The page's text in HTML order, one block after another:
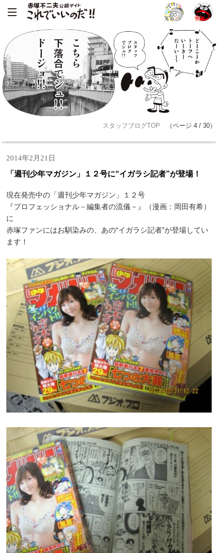
スタッフブログTOP （ページ 4 / 30）
2014年2月21日
「週刊少年マガジン」１２号に“イガラシ記者”が登場！
現在発売中の「週刊少年マガジン」１２号
『プロフェッショナル－編集者の流儀－』（漫画：岡田有希）
に
赤塚ファンにはお馴染みの、あの“イガラシ記者”が登場してい
ます！